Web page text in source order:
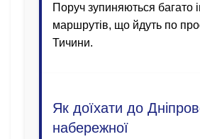
Поруч зупиняються багато
маршрутів, що йдуть по
Тичини.
Як доїхати до
набережної